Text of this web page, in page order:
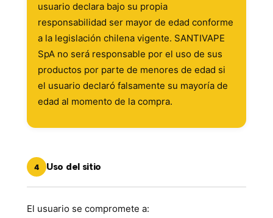
usuario declara bajo su propia
responsabilidad ser mayor de edad conforme
a la legislación chilena vigente. SANTIVAPE
SpA no será responsable por el uso de sus
productos por parte de menores de edad si
el usuario declaró falsamente su mayoría de
edad al momento de la compra.
4 Uso del sitio
El usuario se compromete a: